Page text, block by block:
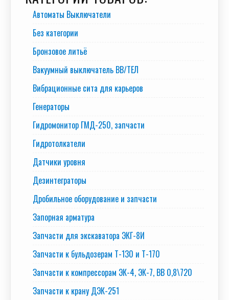
Автоматы Выключатели
Без категории
Бронзовое литьё
Вакуумный выключатель BB/TEЛ
Вибрационные сита для карьеров
Генераторы
Гидромонитор ГМД-250, запчасти
Гидротолкатели
Датчики уровня
Дезинтеграторы
Дробильное оборудование и запчасти
Запорная арматура
Запчасти для экскаватора ЭКГ-8И
Запчасти к бульдозерам Т-130 и Т-170
Запчасти к компрессорам ЭК-4, ЭК-7, ВВ 0,8\720
Запчасти к крану ДЭК-251